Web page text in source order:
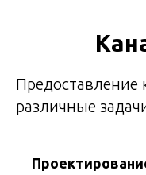
Предоставление
различные